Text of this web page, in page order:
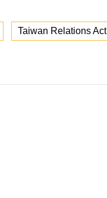
Taiwan Relations Act